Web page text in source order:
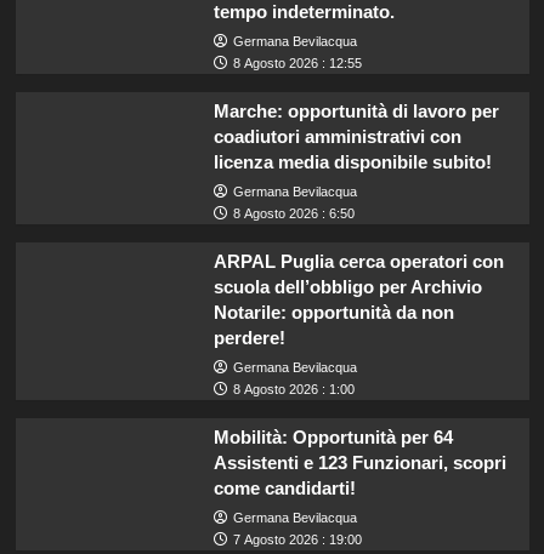
tempo indeterminato.
Germana Bevilacqua
8 Agosto 2026 : 12:55
Marche: opportunità di lavoro per
coadiutori amministrativi con
licenza media disponibile subito!
Germana Bevilacqua
8 Agosto 2026 : 6:50
ARPAL Puglia cerca operatori con
scuola dell’obbligo per Archivio
Notarile: opportunità da non
perdere!
Germana Bevilacqua
8 Agosto 2026 : 1:00
Mobilità: Opportunità per 64
Assistenti e 123 Funzionari, scopri
come candidarti!
Germana Bevilacqua
7 Agosto 2026 : 19:00